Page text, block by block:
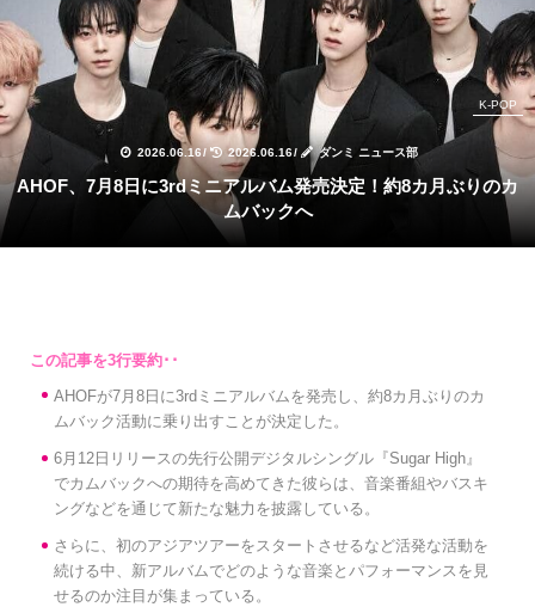
2026.06.16/ 2026.06.16/ ダンミ ニュース部
K-POP
AHOF、7月8日に3rdミニアルバム発売決定！約8カ月ぶりのカ
ムバックへ
AHOFが7月8日に3rdミニアルバムを発売し、約8カ月ぶりのカ
ムバック活動に乗り出すことが決定した。
6月12日リリースの先行公開デジタルシングル『Sugar High』
でカムバックへの期待を高めてきた彼らは、音楽番組やバスキ
ングなどを通じて新たな魅力を披露している。
さらに、初のアジアツアーをスタートさせるなど活発な活動を
続ける中、新アルバムでどのような音楽とパフォーマンスを見
せるのか注目が集まっている。